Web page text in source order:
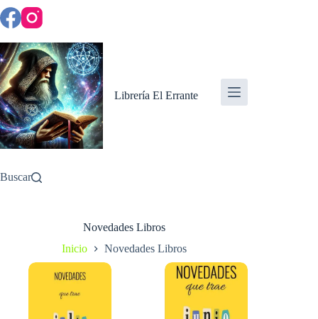
Saltar
al
contenido
Librería El Errante
Buscar
Novedades Libros
Inicio
Novedades Libros